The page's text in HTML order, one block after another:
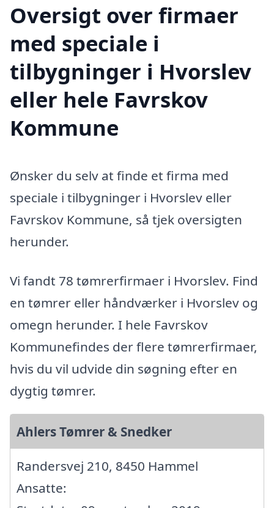
Oversigt over firmaer
med speciale i
tilbygninger i Hvorslev
eller hele Favrskov
Kommune
Ønsker du selv at finde et firma med
speciale i tilbygninger i Hvorslev eller
Favrskov Kommune, så tjek oversigten
herunder.
Vi fandt 78 tømrerfirmaer i Hvorslev. Find
en tømrer eller håndværker i Hvorslev og
omegn herunder. I hele Favrskov
Kommunefindes der flere tømrerfirmaer,
hvis du vil udvide din søgning efter en
dygtig tømrer.
Ahlers Tømrer & Snedker
Randersvej 210, 8450 Hammel
Ansatte: